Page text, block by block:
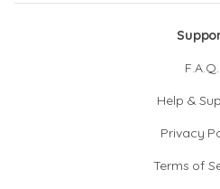
F.A.Q.
Help &
Privacy
Terms of